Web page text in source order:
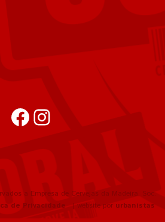
FacebookInstagram
a Empresa de Cervejas da Madeira, Soc.
de Privacidade | website por urbanistas